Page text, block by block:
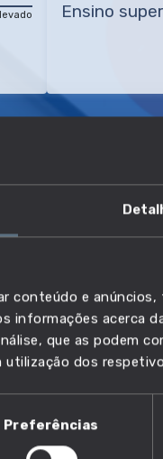
conteúdo e
informações acerca
que as podem
dos
Preferências
Ensino
informação
do processo de